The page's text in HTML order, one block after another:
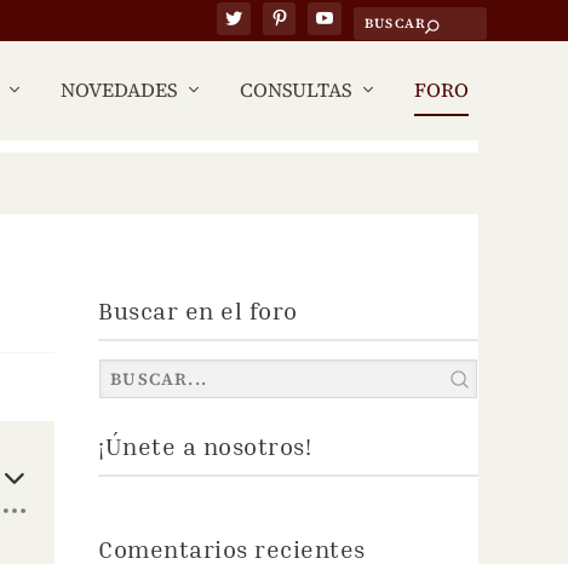
NOVEDADES CONSULTAS FORO
Buscar en el foro
¡Únete a nosotros!
Comentarios recientes